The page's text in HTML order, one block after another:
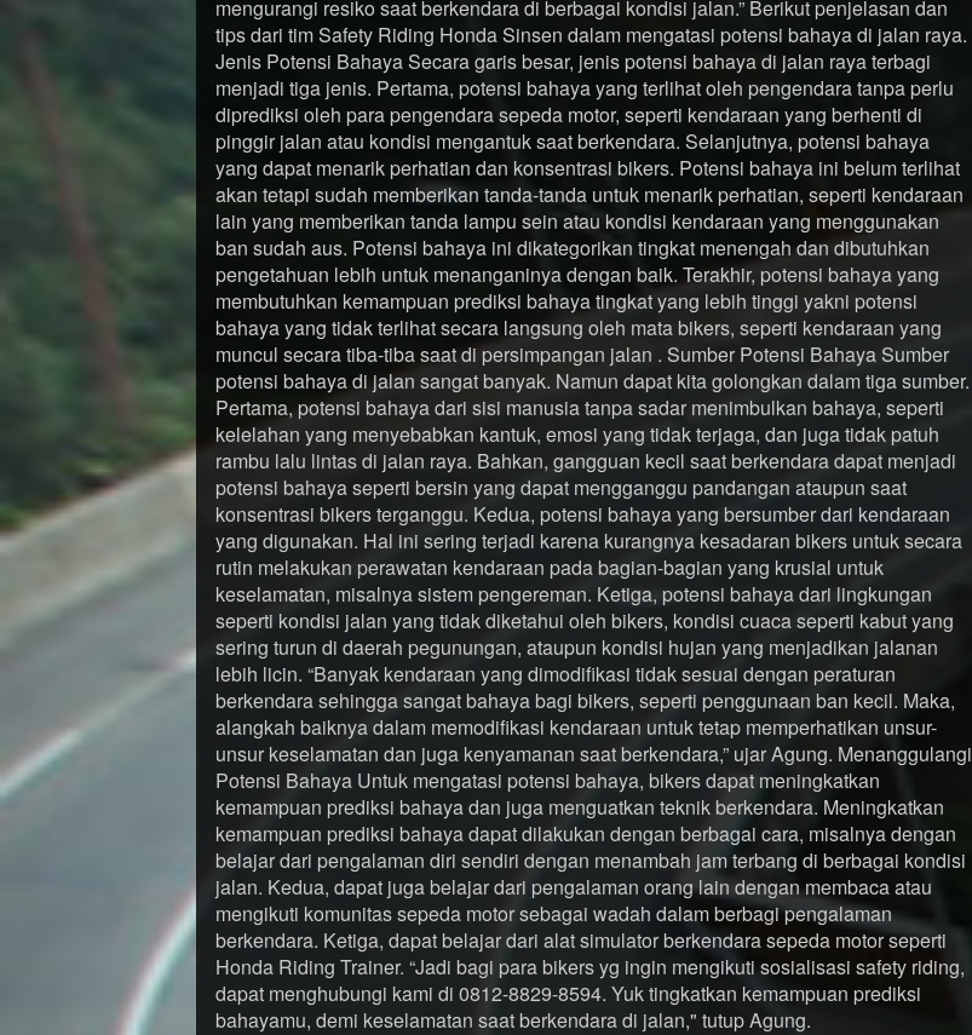
mengurangi resiko saat berkendara di berbagai kondisi jalan.” Berikut penjelasan dan
tips dari tim Safety Riding Honda Sinsen dalam mengatasi potensi bahaya di jalan raya.
Jenis Potensi Bahaya Secara garis besar, jenis potensi bahaya di jalan raya terbagi
menjadi tiga jenis. Pertama, potensi bahaya yang terlihat oleh pengendara tanpa perlu
diprediksi oleh para pengendara sepeda motor, seperti kendaraan yang berhenti di
pinggir jalan atau kondisi mengantuk saat berkendara. Selanjutnya, potensi bahaya
yang dapat menarik perhatian dan konsentrasi bikers. Potensi bahaya ini belum terlihat
akan tetapi sudah memberikan tanda-tanda untuk menarik perhatian, seperti kendaraan
lain yang memberikan tanda lampu sein atau kondisi kendaraan yang menggunakan
ban sudah aus. Potensi bahaya ini dikategorikan tingkat menengah dan dibutuhkan
pengetahuan lebih untuk menanganinya dengan baik. Terakhir, potensi bahaya yang
membutuhkan kemampuan prediksi bahaya tingkat yang lebih tinggi yakni potensi
bahaya yang tidak terlihat secara langsung oleh mata bikers, seperti kendaraan yang
muncul secara tiba-tiba saat di persimpangan jalan . Sumber Potensi Bahaya Sumber
potensi bahaya di jalan sangat banyak. Namun dapat kita golongkan dalam tiga sumber.
Pertama, potensi bahaya dari sisi manusia tanpa sadar menimbulkan bahaya, seperti
kelelahan yang menyebabkan kantuk, emosi yang tidak terjaga, dan juga tidak patuh
rambu lalu lintas di jalan raya. Bahkan, gangguan kecil saat berkendara dapat menjadi
potensi bahaya seperti bersin yang dapat mengganggu pandangan ataupun saat
konsentrasi bikers terganggu. Kedua, potensi bahaya yang bersumber dari kendaraan
yang digunakan. Hal ini sering terjadi karena kurangnya kesadaran bikers untuk secara
rutin melakukan perawatan kendaraan pada bagian-bagian yang krusial untuk
keselamatan, misalnya sistem pengereman. Ketiga, potensi bahaya dari lingkungan
seperti kondisi jalan yang tidak diketahui oleh bikers, kondisi cuaca seperti kabut yang
sering turun di daerah pegunungan, ataupun kondisi hujan yang menjadikan jalanan
lebih licin. “Banyak kendaraan yang dimodifikasi tidak sesuai dengan peraturan
berkendara sehingga sangat bahaya bagi bikers, seperti penggunaan ban kecil. Maka,
alangkah baiknya dalam memodifikasi kendaraan untuk tetap memperhatikan unsur-
unsur keselamatan dan juga kenyamanan saat berkendara,” ujar Agung. Menanggulangi
Potensi Bahaya Untuk mengatasi potensi bahaya, bikers dapat meningkatkan
kemampuan prediksi bahaya dan juga menguatkan teknik berkendara. Meningkatkan
kemampuan prediksi bahaya dapat dilakukan dengan berbagai cara, misalnya dengan
belajar dari pengalaman diri sendiri dengan menambah jam terbang di berbagai kondisi
jalan. Kedua, dapat juga belajar dari pengalaman orang lain dengan membaca atau
mengikuti komunitas sepeda motor sebagai wadah dalam berbagi pengalaman
berkendara. Ketiga, dapat belajar dari alat simulator berkendara sepeda motor seperti
Honda Riding Trainer. “Jadi bagi para bikers yg ingin mengikuti sosialisasi safety riding,
dapat menghubungi kami di 0812-8829-8594. Yuk tingkatkan kemampuan prediksi
bahayamu, demi keselamatan saat berkendara di jalan," tutup Agung.